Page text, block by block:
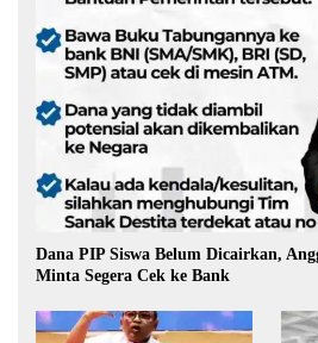
Dana PIP Siswa Belum Dicairkan,
Minta Segera Cek ke Bank